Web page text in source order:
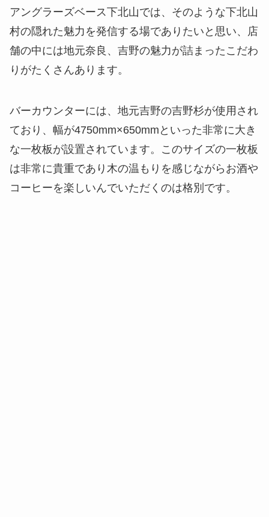
アングラーズベース下北山では、そのような下北山
村の隠れた魅力を発信する場でありたいと思い、店
舗の中には地元奈良、吉野の魅力が詰まったこだわ
りがたくさんあります。
バーカウンターには、地元吉野の吉野杉が使用され
ており、幅が4750mm×650mmといった非常に大き
な一枚板が設置されています。このサイズの一枚板
は非常に貴重であり木の温もりを感じながらお酒や
コーヒーを楽しいんでいただくのは格別です。